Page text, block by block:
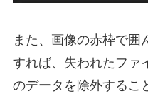
また、画像の赤枠で囲
すれば、失われたファ
のデータを除外するこ